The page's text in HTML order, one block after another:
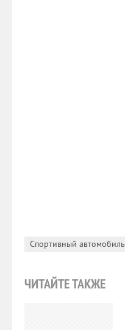
Спортивный автомобиль
ЧИТАЙТЕ ТАКЖЕ